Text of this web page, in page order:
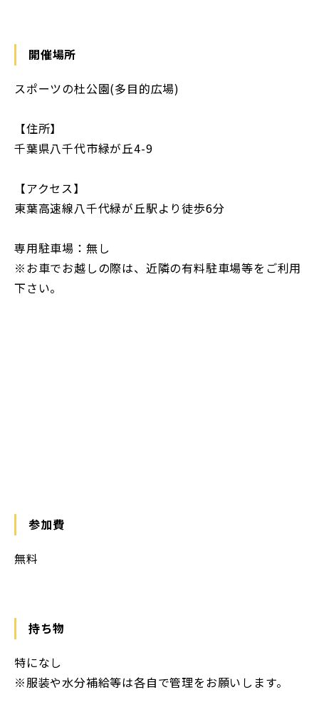
開催場所
スポーツの杜公園(多目的広場)
【住所】
千葉県八千代市緑が丘4-9
【アクセス】
東葉高速線八千代緑が丘駅より徒歩6分
専用駐車場：無し
※お車でお越しの際は、近隣の有料駐車場等をご利用
下さい。
参加費
無料
持ち物
特になし
※服装や水分補給等は各自で管理をお願いします。